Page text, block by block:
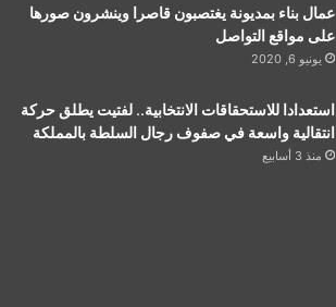
عمال بناء بمديونة يغتصبون قاصرا وينشرون صورها
على مواقع التواصل
يونيو 6, 2020
استعدادا للاستحقاقات الانتخابية.. لفتيت يطلق حركة
انتقالية واسعة في صفوف رجال السلطة بالمملكة
منذ 3 أسابيع